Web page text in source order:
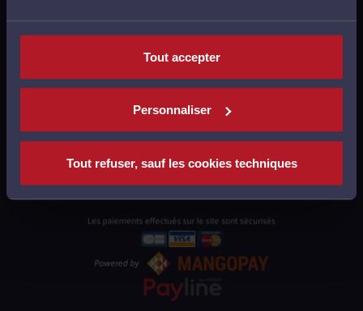
Tout accepter
Personnaliser
Tout refuser, sauf les cookies techniques
MENTIONS LÉGALES
POLITIQUE DE CONFIDENTIALITÉ
POLITIQUE DES COOKIES
CGU AVOCATS
CGUV UTILISATEURS
PLAN DU SITE